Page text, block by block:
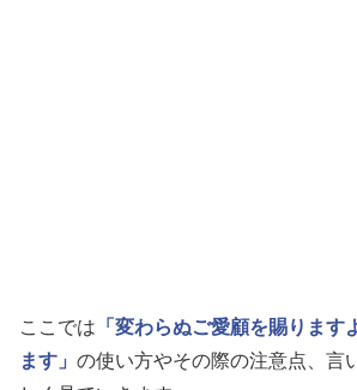
ここでは 「変わらぬご愛顧を賜ります
ます」 の使い方やその際の注意点、言